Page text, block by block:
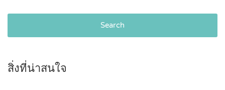
Search
สิ่งที่น่าสนใจ